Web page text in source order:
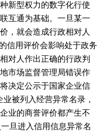
新型权力的数字化行使
互通为基础。一旦某一
，就会造成行政相对人
信用评价会影响处于政务
对人作出正确的行政判
市场监督管理局错误作
决定公示于国家企业信
被列入经营异常名录，
业的商誉评价都产生不
旦进入信用信息异常名